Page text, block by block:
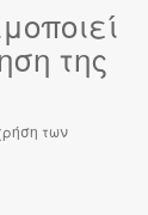
της
των